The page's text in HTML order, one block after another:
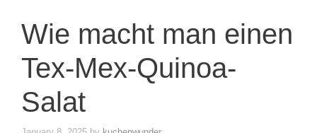
Wie macht man einen
Tex-Mex-Quinoa-
Salat